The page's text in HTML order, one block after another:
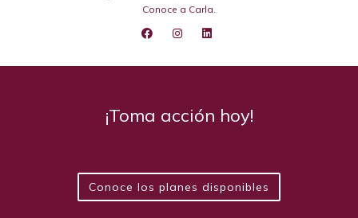
Conoce a Carla.
¡Toma acción hoy!
Conoce los planes disponibles